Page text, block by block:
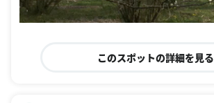
このスポットの詳細を見る